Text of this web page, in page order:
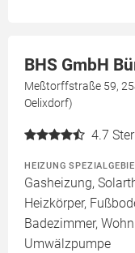
BHS GmbH
Meßtorffstraße 59,
Oelixdorf)
4.7
HEIZUNG
Gasheizung,
Heizkörper,
Badezimmer,
Umwälzpumpe